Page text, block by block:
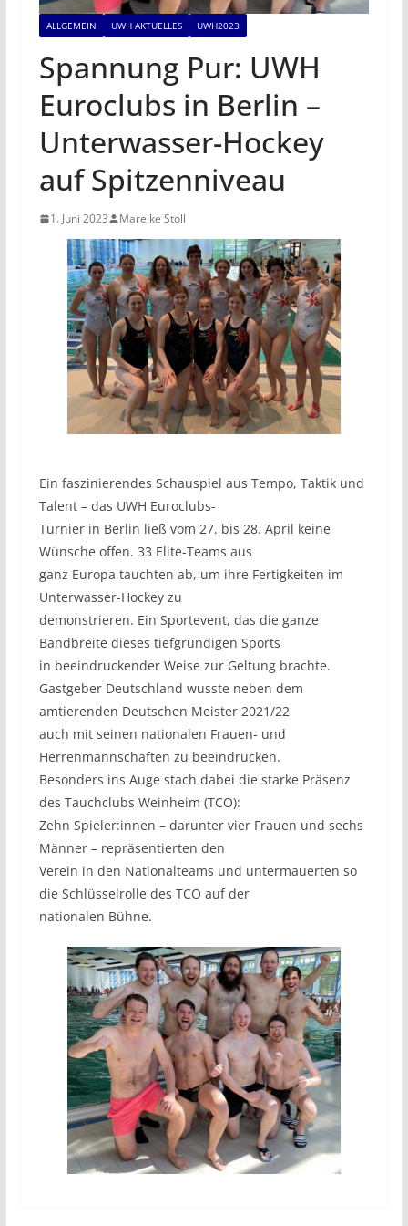
ALLGEMEIN UWH AKTUELLES UWH2023
Spannung Pur: UWH
Euroclubs in Berlin –
Unterwasser-Hockey
auf Spitzenniveau
1. Juni 2023 Mareike Stoll
Ein faszinierendes Schauspiel aus Tempo, Taktik und
Talent – das UWH Euroclubs-
Turnier in Berlin ließ vom 27. bis 28. April keine
Wünsche offen. 33 Elite-Teams aus
ganz Europa tauchten ab, um ihre Fertigkeiten im
Unterwasser-Hockey zu
demonstrieren. Ein Sportevent, das die ganze
Bandbreite dieses tiefgründigen Sports
in beeindruckender Weise zur Geltung brachte.
Gastgeber Deutschland wusste neben dem
amtierenden Deutschen Meister 2021/22
auch mit seinen nationalen Frauen- und
Herrenmannschaften zu beeindrucken.
Besonders ins Auge stach dabei die starke Präsenz
des Tauchclubs Weinheim (TCO):
Zehn Spieler:innen – darunter vier Frauen und sechs
Männer – repräsentierten den
Verein in den Nationalteams und untermauerten so
die Schlüsselrolle des TCO auf der
nationalen Bühne.